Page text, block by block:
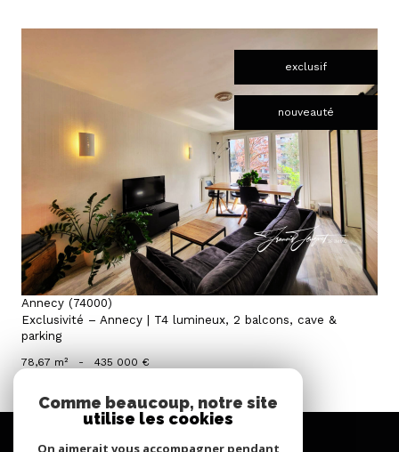
exclusif
nouveauté
voir le bien
Annecy (74000)
Exclusivité – Annecy | T4 lumineux, 2 balcons, cave &
parking
78,67 m² - 435 000 €
se
Comme beaucoup, notre site
utilise les cookies
On aimerait vous accompagner pendant